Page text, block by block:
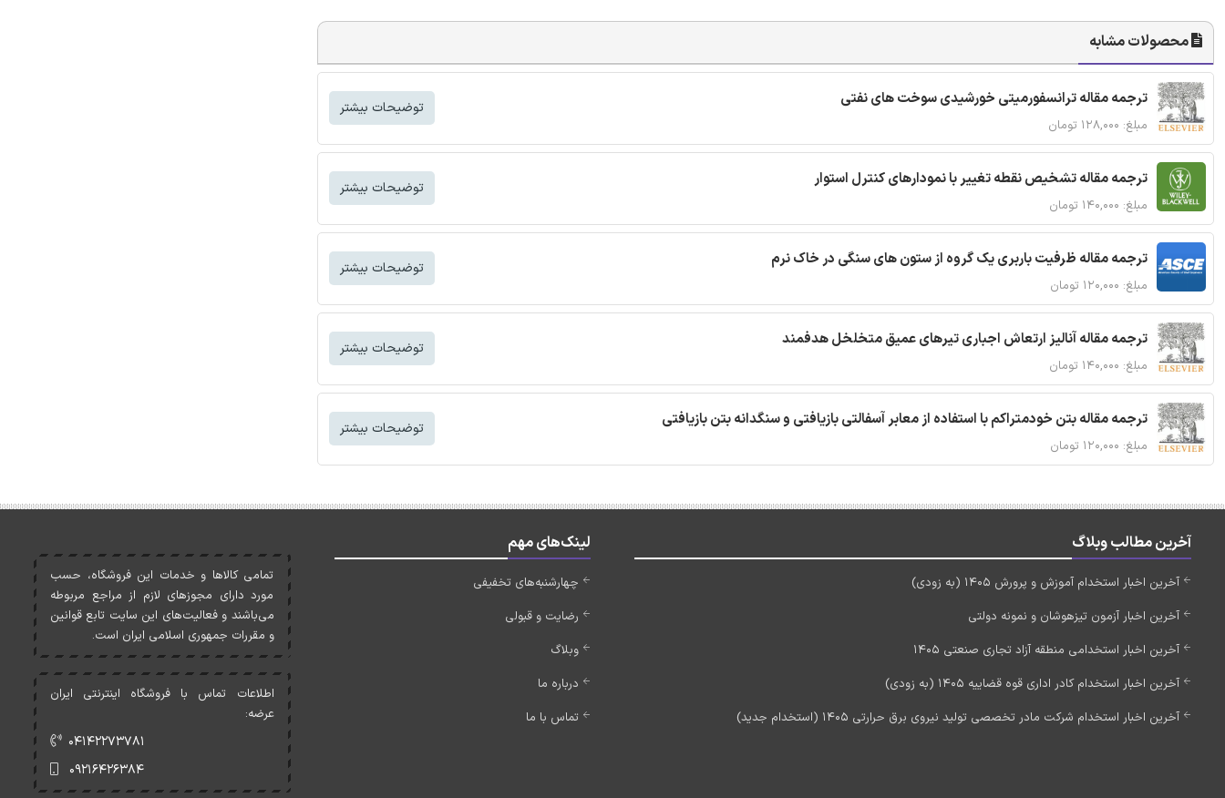
محصولات مشابه
ترجمه مقاله ترانسفورمیتی خورشیدی سوخت های نفتی
مبلغ: ۱۲۸,۰۰۰ تومان
توضیحات بیشتر
ترجمه مقاله تشخیص نقطه تغییر با نمودارهای کنترل استوار
مبلغ: ۱۴۰,۰۰۰ تومان
توضیحات بیشتر
ترجمه مقاله ظرفیت باربری یک گروه از ستون های سنگی در خاک نرم
مبلغ: ۱۲۰,۰۰۰ تومان
توضیحات بیشتر
ترجمه مقاله آنالیز ارتعاش اجباری تیرهای عمیق متخلخل هدفمند
مبلغ: ۱۴۰,۰۰۰ تومان
توضیحات بیشتر
ترجمه مقاله بتن خودمتراکم با استفاده از معابر آسفالتی بازیافتی و سنگدانه بتن بازیافتی
مبلغ: ۱۲۰,۰۰۰ تومان
توضیحات بیشتر
آخرین مطالب وبلاگ
آخرین اخبار استخدام آموزش و پرورش 1405 (به زودی)
آخرین اخبار آزمون تیزهوشان و نمونه دولتی
آخرین اخبار استخدامی منطقه آزاد تجاری صنعتی 1405
آخرین اخبار استخدام کادر اداری قوه قضاییه 1405 (به زودی)
آخرین اخبار استخدام شرکت مادر تخصصی تولید نیروی برق حرارتی 1405 (استخدام جدید)
لینک‌های مهم
چهارشنبه‌های تخفیفی
رضایت و قبولی
وبلاگ
درباره ما
تماس با ما
تمامی کالاها و خدمات اين فروشگاه، حسب
مورد دارای مجوزهای لازم از مراجع مربوطه
می‌باشند و فعاليت‌های اين سايت تابع قوانين
و مقررات جمهوری اسلامی ايران است.
اطلاعات تماس با فروشگاه اینترنتی ایران
عرضه:
۰۴۱۴۲۲۷۳۷۸۱
۰۹۲۱۶۴۲۶۳۸۴